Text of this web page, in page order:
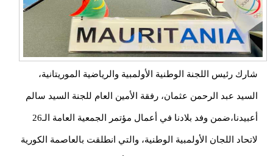
رئيس اللجنة الوطنية الأولمبية والرياضية الموريتانية،
عبد الرحمن عثمان، رفقة الأمين العام للجنة السيد سالم
أعبيدنا،ضمن وفد بلادنا في أعمال مؤتمر الجمعية العامة الـ26
اللجان الأولمبية الوطنية، والتي انطلقت بالعاصمة الكورية